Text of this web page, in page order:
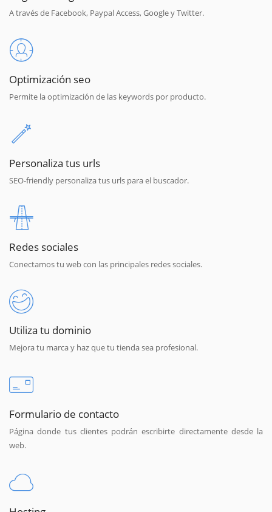
A través de Facebook, Paypal Access, Google y Twitter.
Optimización seo
Permite la optimización de las keywords por producto.
Personaliza tus urls
SEO-friendly personaliza tus urls para el buscador.
Redes sociales
Conectamos tu web con las principales redes sociales.
Utiliza tu dominio
Mejora tu marca y haz que tu tienda sea profesional.
Formulario de contacto
Página donde tus clientes podrán escribirte directamente desde la
web.